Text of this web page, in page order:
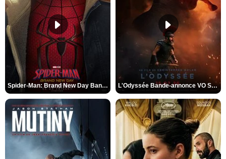
Spider-Man: Brand New Day Bande-annonce VO STFR L'Odyssée Bande-annonce VO STFR